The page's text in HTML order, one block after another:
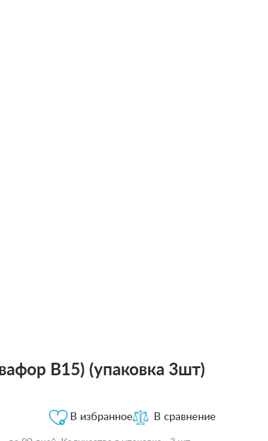
В15) (упаковка 3шт)
В сравнение
В избранное